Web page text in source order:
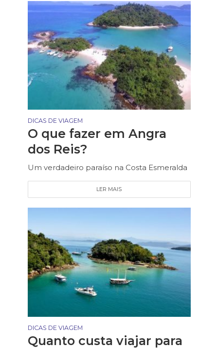
DICAS DE VIAGEM
O que fazer em Angra
dos Reis?
Um verdadeiro paraíso na Costa Esmeralda
LER MAIS
DICAS DE VIAGEM
Quanto custa viajar para